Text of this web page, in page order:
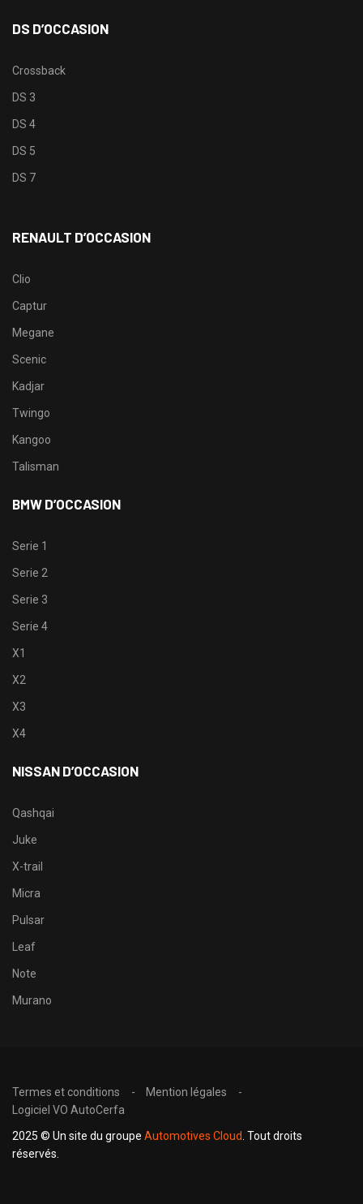
DS D’OCCASION
Crossback
DS 3
DS 4
DS 5
DS 7
RENAULT D’OCCASION
Clio
Captur
Megane
Scenic
Kadjar
Twingo
Kangoo
Talisman
BMW D’OCCASION
Serie 1
Serie 2
Serie 3
Serie 4
X1
X2
X3
X4
NISSAN D’OCCASION
Qashqai
Juke
X-trail
Micra
Pulsar
Leaf
Note
Murano
Termes et conditions
Mention légales
Logiciel VO AutoCerfa
2025 © Un site du groupe Automotives Cloud. Tout droits
réservés.